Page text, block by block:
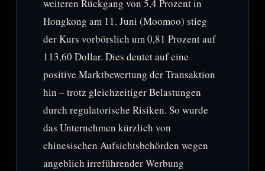
weiteren Rückgang von 5,4 Prozent in
Hongkong am 11. Juni (Moomoo) stieg
der Kurs vorbörslich um 0,81 Prozent auf
113,60 Dollar. Dies deutet auf eine
positive Marktbewertung der Transaktion
hin – trotz gleichzeitiger Belastungen
durch regulatorische Risiken. So wurde
das Unternehmen kürzlich von
chinesischen Aufsichtsbehörden wegen
angeblich irreführender Werbung